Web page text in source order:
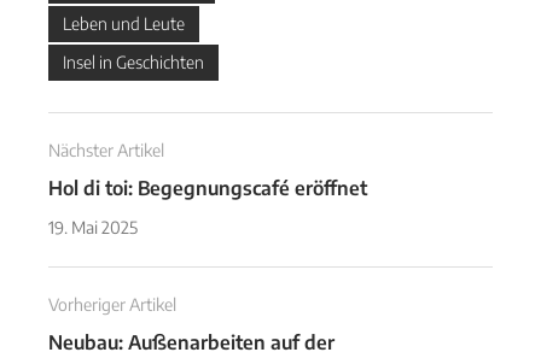
Leben und Leute
Insel in Geschichten
Nächster Artikel
Hol di toi: Begegnungscafé eröffnet
19. Mai 2025
Vorheriger Artikel
Neubau: Außenarbeiten auf der